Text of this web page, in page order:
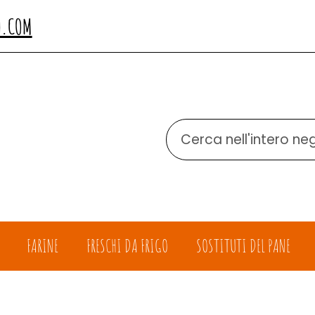
Cerca
Prodotto
FARINE FRESCHI DA FRIGO SOSTITUTI DEL PANE